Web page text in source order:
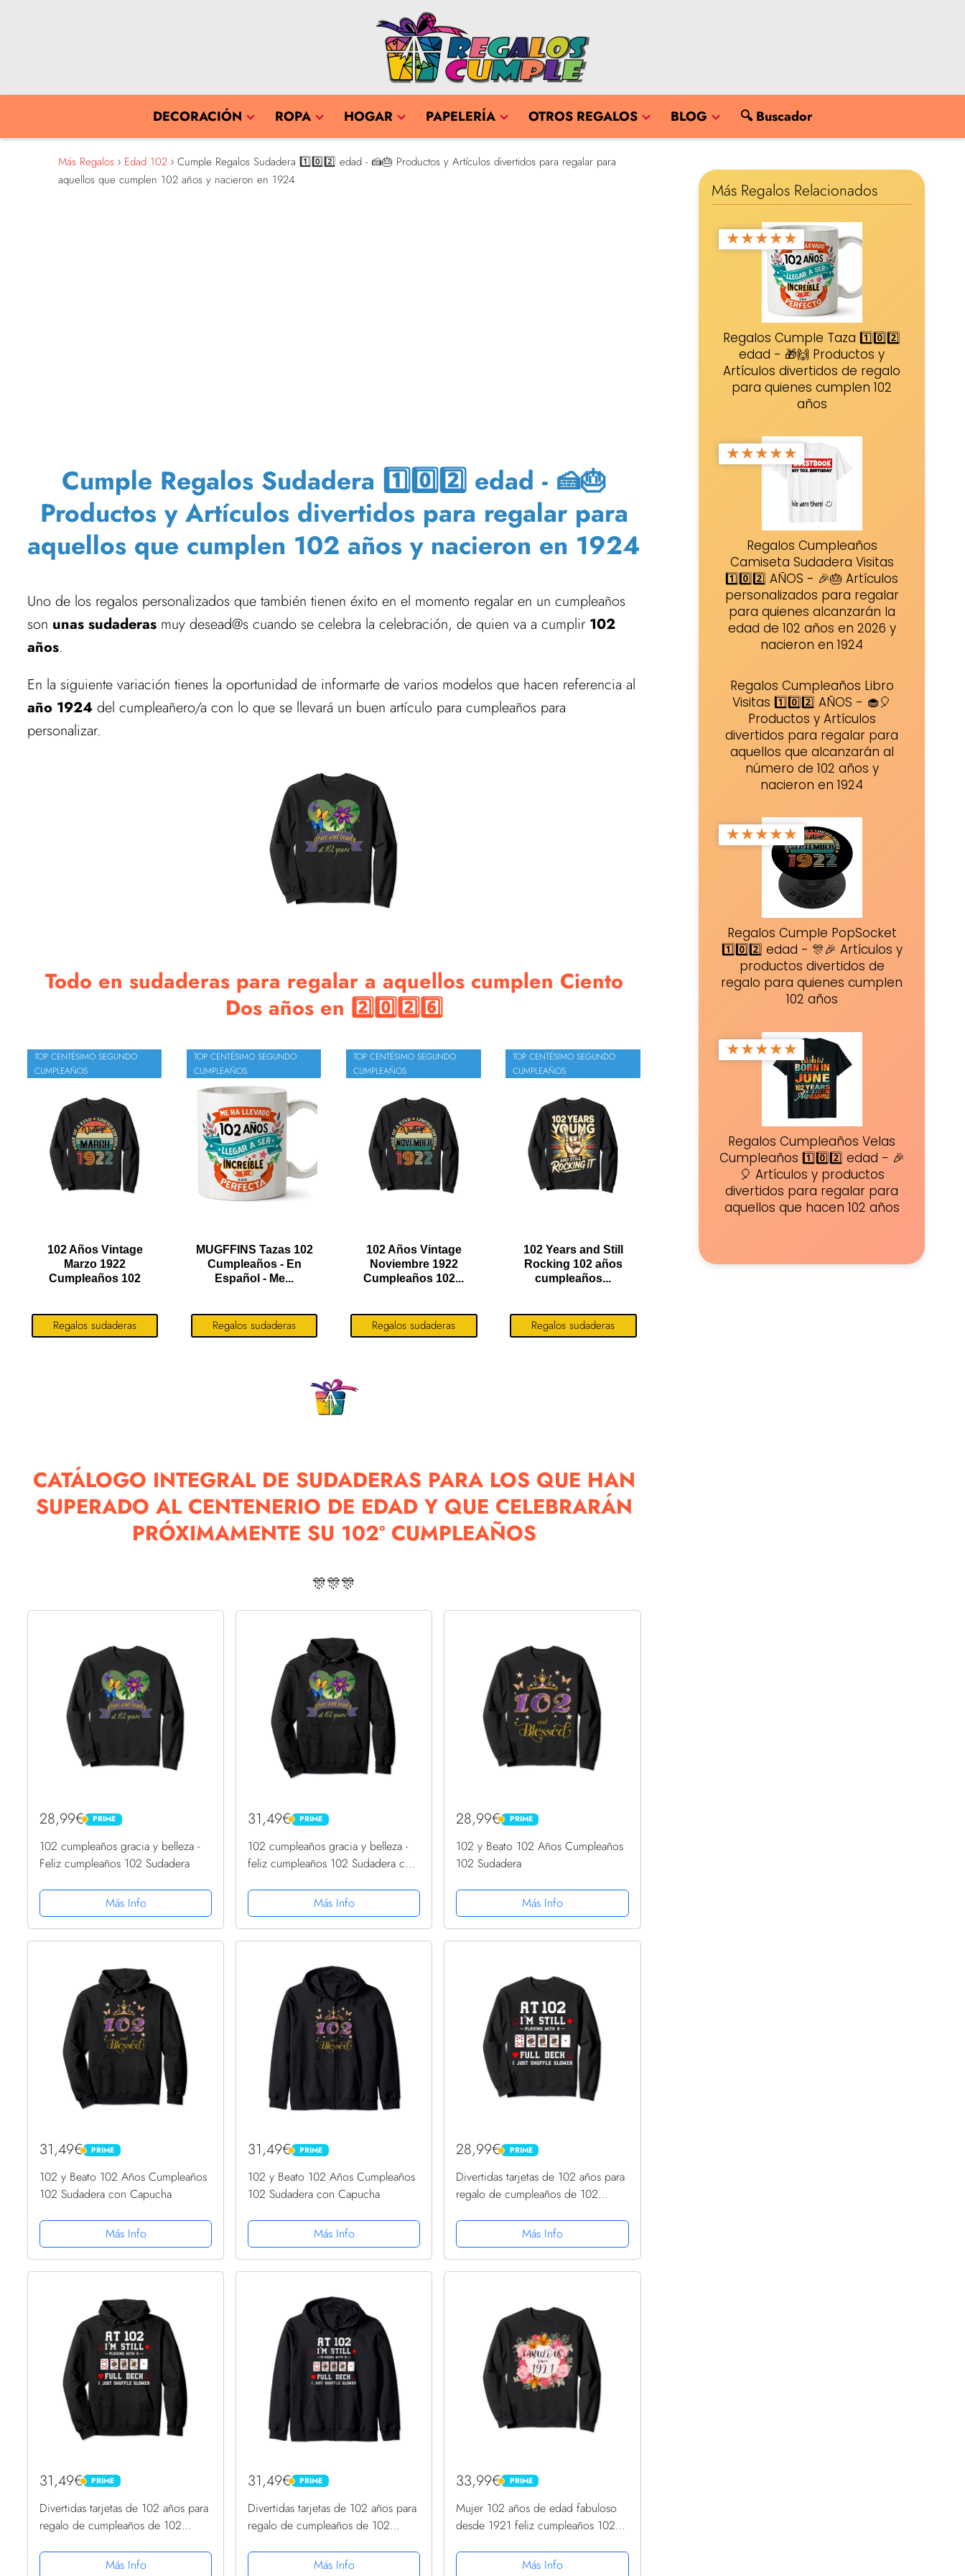
DECORACIÓN ROPA HOGAR PAPELERÍA OTROS REGALOS BLOG 🔍 Buscador
Más Regalos Edad 102
Cumple Regalos Sudadera 1️⃣0️⃣2️⃣ edad - 🍰🎂 Productos y Artículos divertidos para regalar para
aquellos que cumplen 102 años y nacieron en 1924
Cumple Regalos Sudadera 1️⃣0️⃣2️⃣ edad - 🍰🎂
Productos y Artículos divertidos para regalar para
aquellos que cumplen 102 años y nacieron en 1924
Uno de los regalos personalizados que también tienen éxito en el momento regalar en un cumpleaños
son unas sudaderas muy desead@s cuando se celebra la celebración, de quien va a cumplir 102
años.
En la siguiente variación tienes la oportunidad de informarte de varios modelos que hacen referencia al
año 1924 del cumpleañero/a con lo que se llevará un buen artículo para cumpleaños para
personalizar.
Todo en sudaderas para regalar a aquellos cumplen Ciento
Dos años en 2️⃣0️⃣2️⃣6️⃣
TOP CENTÉSIMO SEGUNDO
CUMPLEAÑOS
102 Años Vintage
Marzo 1922
Cumpleaños 102
Regalos sudaderas
TOP CENTÉSIMO SEGUNDO
CUMPLEAÑOS
MUGFFINS Tazas 102
Cumpleaños - En
Español - Me...
Regalos sudaderas
TOP CENTÉSIMO SEGUNDO
CUMPLEAÑOS
102 Años Vintage
Noviembre 1922
Cumpleaños 102...
Regalos sudaderas
TOP CENTÉSIMO SEGUNDO
CUMPLEAÑOS
102 Years and Still
Rocking 102 años
cumpleaños...
Regalos sudaderas
CATÁLOGO INTEGRAL DE SUDADERAS PARA LOS QUE HAN
SUPERADO AL CENTENERIO DE EDAD Y QUE CELEBRARÁN
PRÓXIMAMENTE SU 102º CUMPLEAÑOS
🎊🎊🎊
28,99€ PRIME
PRIME
102 cumpleaños gracia y belleza -
Feliz cumpleaños 102 Sudadera
Más Info
31,49€ PRIME
PRIME
102 cumpleaños gracia y belleza -
feliz cumpleaños 102 Sudadera con
Más Info
28,99€ PRIME
PRIME
102 y Beato 102 Años Cumpleaños
102 Sudadera
Más Info
31,49€ PRIME
PRIME
102 y Beato 102 Años Cumpleaños
102 Sudadera con Capucha
Más Info
31,49€ PRIME
PRIME
102 y Beato 102 Años Cumpleaños
102 Sudadera con Capucha
Más Info
28,99€ PRIME
PRIME
Divertidas tarjetas de 102 años para
regalo de cumpleaños de 102
Más Info
31,49€ PRIME
PRIME
Divertidas tarjetas de 102 años para
regalo de cumpleaños de 102
Más Info
31,49€ PRIME
PRIME
Divertidas tarjetas de 102 años para
regalo de cumpleaños de 102
Más Info
33,99€ PRIME
PRIME
Mujer 102 años de edad fabuloso
desde 1921 feliz cumpleaños 102
Más Info
Más Regalos Relacionados
★★★★★
Regalos Cumple Taza 1️⃣0️⃣2️⃣
edad - 🎁🙌 Productos y
Artículos divertidos de regalo
para quienes cumplen 102
años
★★★★★
Regalos Cumpleaños
Camiseta Sudadera Visitas
1️⃣0️⃣2️⃣ AÑOS - 🎉🎂 Artículos
personalizados para regalar
para quienes alcanzarán la
edad de 102 años en 2026 y
nacieron en 1924
Regalos Cumpleaños Libro
Visitas 1️⃣0️⃣2️⃣ AÑOS - 🧁🎈
Productos y Artículos
divertidos para regalar para
aquellos que alcanzarán al
número de 102 años y
nacieron en 1924
★★★★★
Regalos Cumple PopSocket
1️⃣0️⃣2️⃣ edad - 🎊🎉 Artículos y
productos divertidos de
regalo para quienes cumplen
102 años
★★★★★
Regalos Cumpleaños Velas
Cumpleaños 1️⃣0️⃣2️⃣ edad - 🎉
🎈 Artículos y productos
divertidos para regalar para
aquellos que hacen 102 años